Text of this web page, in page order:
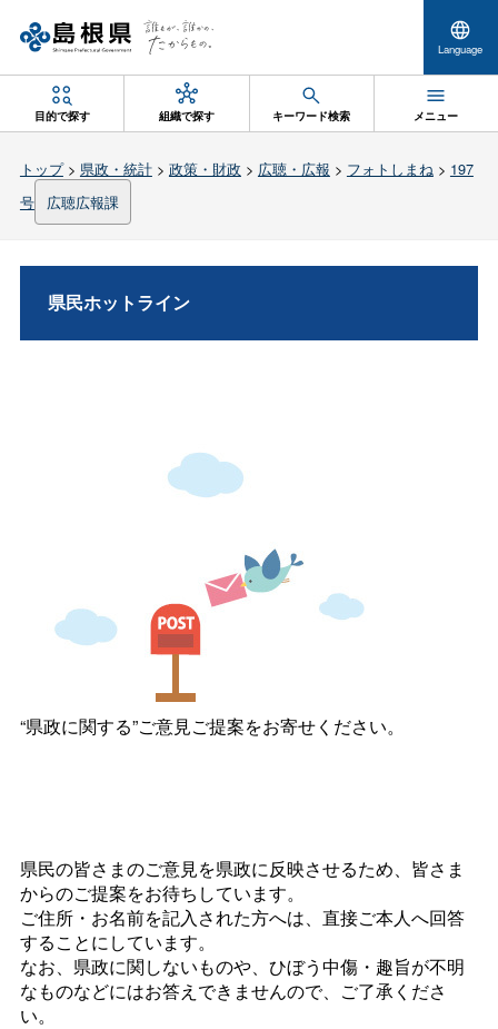
Language
目的で探す 組織で探す キーワード検索 メニュー
トップ> 県政・統計> 政策・財政 > 広聴・広報 > フォトしまね> 197
号
広聴広報課
県民ホットライン
“県政に関する”ご意見ご提案をお寄せください。
県民の皆さまのご意見を県政に反映させるため、皆さま
からのご提案をお待ちしています。
ご住所・お名前を記入された方へは、直接ご本人へ回答
することにしています。
なお、県政に関しないものや、ひぼう中傷・趣旨が不明
なものなどにはお答えできませんので、ご了承くださ
い。